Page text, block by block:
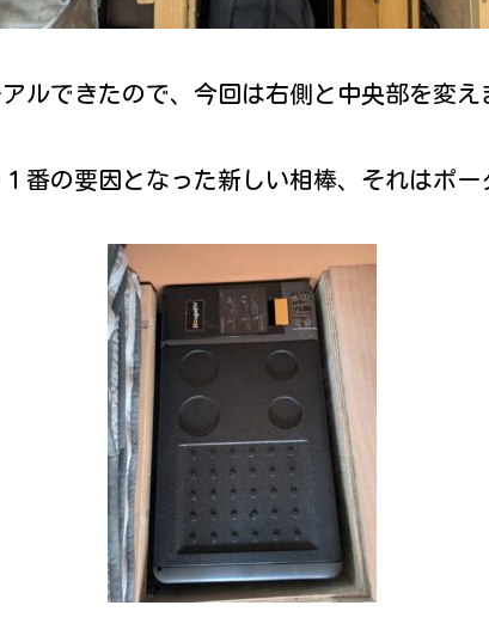
ルできたので、今回は右側と中央部を変え
番の要因となった新しい相棒、それはポー